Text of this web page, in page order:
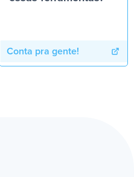
Conta pra gente!